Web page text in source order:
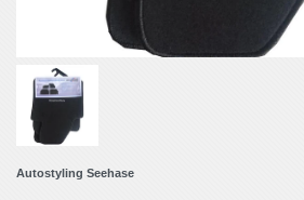
Autostyling Seehase